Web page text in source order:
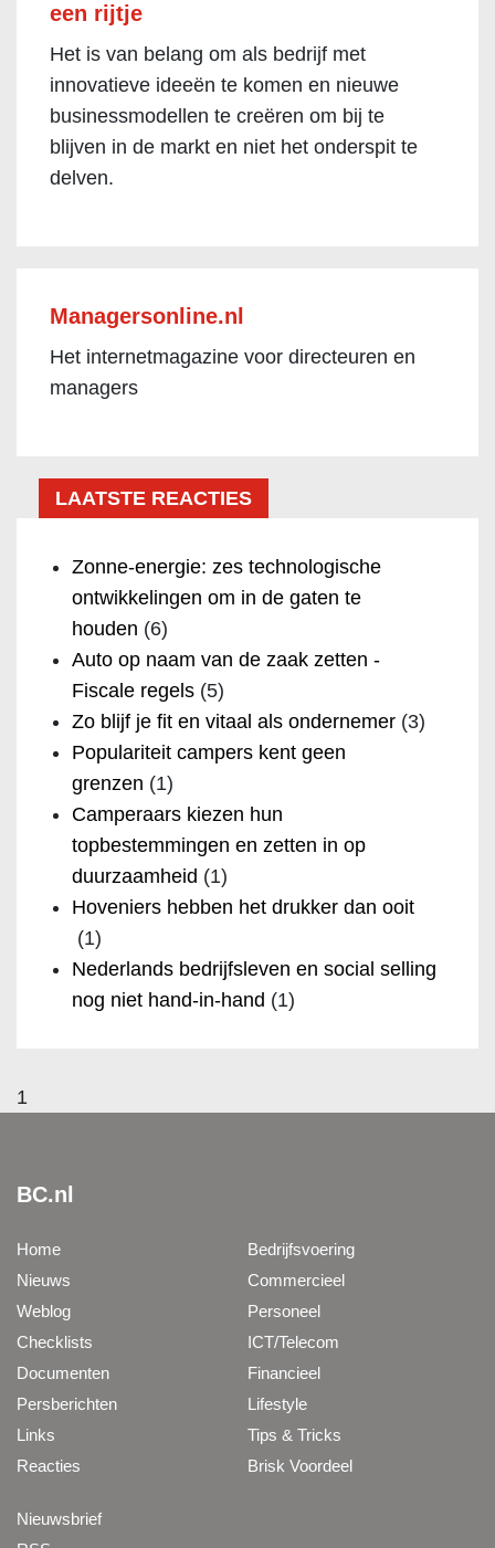
een rijtje
Het is van belang om als bedrijf met
innovatieve ideeën te komen en nieuwe
businessmodellen te creëren om bij te
blijven in de markt en niet het onderspit te
delven.
Managersonline.nl
Het internetmagazine voor directeuren en
managers
LAATSTE REACTIES
Zonne-energie: zes technologische
ontwikkelingen om in de gaten te
houden (6)
Auto op naam van de zaak zetten -
Fiscale regels (5)
Zo blijf je fit en vitaal als ondernemer (3)
Populariteit campers kent geen
grenzen (1)
Camperaars kiezen hun
topbestemmingen en zetten in op
duurzaamheid (1)
Hoveniers hebben het drukker dan ooit
(1)
Nederlands bedrijfsleven en social selling
nog niet hand-in-hand (1)
1
BC.nl
Home
Nieuws
Weblog
Checklists
Documenten
Persberichten
Links
Reacties
Bedrijfsvoering
Commercieel
Personeel
ICT/Telecom
Financieel
Lifestyle
Tips & Tricks
Brisk Voordeel
Nieuwsbrief